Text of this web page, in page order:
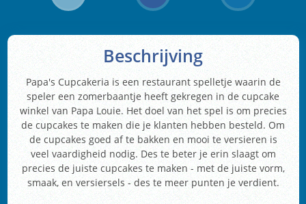
Beschrijving
Papa's Cupcakeria is een restaurant spelletje waarin de
speler een zomerbaantje heeft gekregen in de cupcake
winkel van Papa Louie. Het doel van het spel is om precies
de cupcakes te maken die je klanten hebben besteld. Om
de cupcakes goed af te bakken en mooi te versieren is
veel vaardigheid nodig. Des te beter je erin slaagt om
precies de juiste cupcakes te maken - met de juiste vorm,
smaak, en versiersels - des te meer punten je verdient.